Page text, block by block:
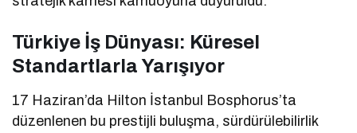
Türkiye İş Dünyası: Küresel
Standartlarla Yarışıyor
17 Haziran’da Hilton İstanbul Bosphorus’ta
düzenlenen bu prestijli buluşma, sürdürülebilirlik